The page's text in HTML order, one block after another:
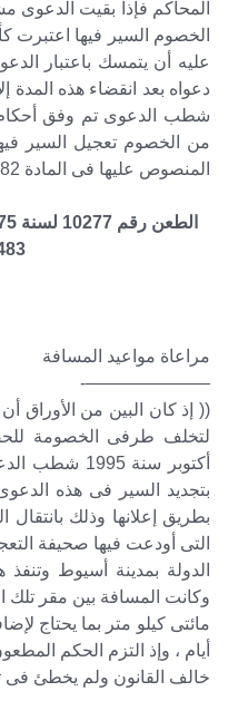
المحاكم فإذا بقيت
الخصوم السير فيها اعتبرت
عليه أن يتمسك باعتبار
دعواه بعد انقضاء هذه
شطب الدعوى تم وفق أحكام
من الخصوم تعجيل السير
المنصوص عليها فى المادة 82 سالفة البيان . )
483 ق
مراعاة مواعيد المسافة
———————-
(( إذ كان البين من الأوراق أن
أكتوبر سنة
بتجديد السير فى هذه
بطريق إعلانها وذلك
التى أودعت فيها صحيفة
وكانت المسافة بين مقر تلك
مائتى كيلو متر بما يحتاج
أيام ، وإذ التزم الحكم
خالف القانون ولم يخطئ فى